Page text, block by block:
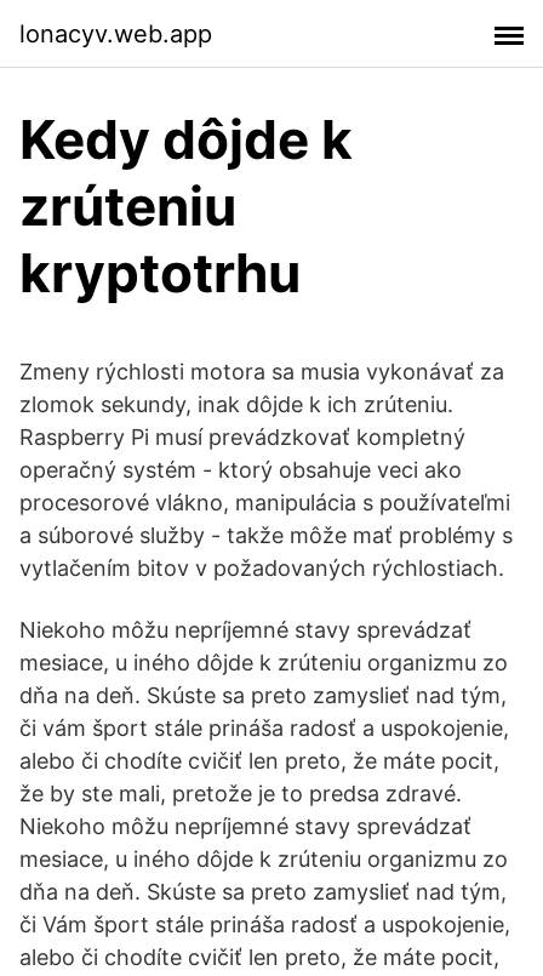
lonacyv.web.app
Kedy dôjde k
zrúteniu
kryptotrhu
Zmeny rýchlosti motora sa musia vykonávať za
zlomok sekundy, inak dôjde k ich zrúteniu.
Raspberry Pi musí prevádzkovať kompletný
operačný systém - ktorý obsahuje veci ako
procesorové vlákno, manipulácia s používateľmi
a súborové služby - takže môže mať problémy s
vytlačením bitov v požadovaných rýchlostiach.
Niekoho môžu nepríjemné stavy sprevádzať
mesiace, u iného dôjde k zrúteniu organizmu zo
dňa na deň. Skúste sa preto zamyslieť nad tým,
či vám šport stále prináša radosť a uspokojenie,
alebo či chodíte cvičiť len preto, že máte pocit,
že by ste mali, pretože je to predsa zdravé.
Niekoho môžu nepríjemné stavy sprevádzať
mesiace, u iného dôjde k zrúteniu organizmu zo
dňa na deň. Skúste sa preto zamyslieť nad tým,
či Vám šport stále prináša radosť a uspokojenie,
alebo či chodíte cvičiť len preto, že máte pocit,